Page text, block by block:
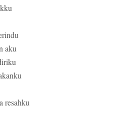
aku
resahku